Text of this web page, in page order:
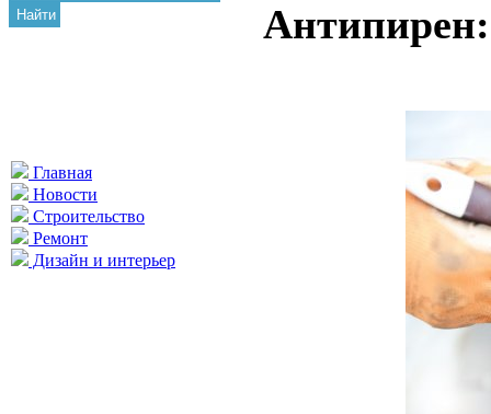
Найти
Главная
Новости
Строительство
Ремонт
Дизайн и интерьер
Антипирен: